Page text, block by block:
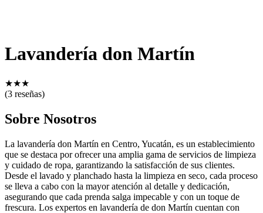
Lavandería don Martín
★★★
(3 reseñas)
Sobre Nosotros
La lavandería don Martín en Centro, Yucatán, es un establecimiento
que se destaca por ofrecer una amplia gama de servicios de limpieza
y cuidado de ropa, garantizando la satisfacción de sus clientes.
Desde el lavado y planchado hasta la limpieza en seco, cada proceso
se lleva a cabo con la mayor atención al detalle y dedicación,
asegurando que cada prenda salga impecable y con un toque de
frescura. Los expertos en lavandería de don Martín cuentan con